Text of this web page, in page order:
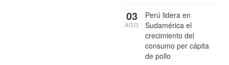
Perú lidera en
Sudamérica el
crecimiento del
consumo per cápita
de pollo
03
AGO